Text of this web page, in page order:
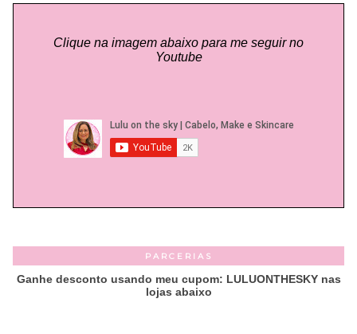
Clique na imagem abaixo para me seguir no
Youtube
PARCERIAS
Ganhe desconto usando meu cupom: LULUONTHESKY nas
lojas abaixo